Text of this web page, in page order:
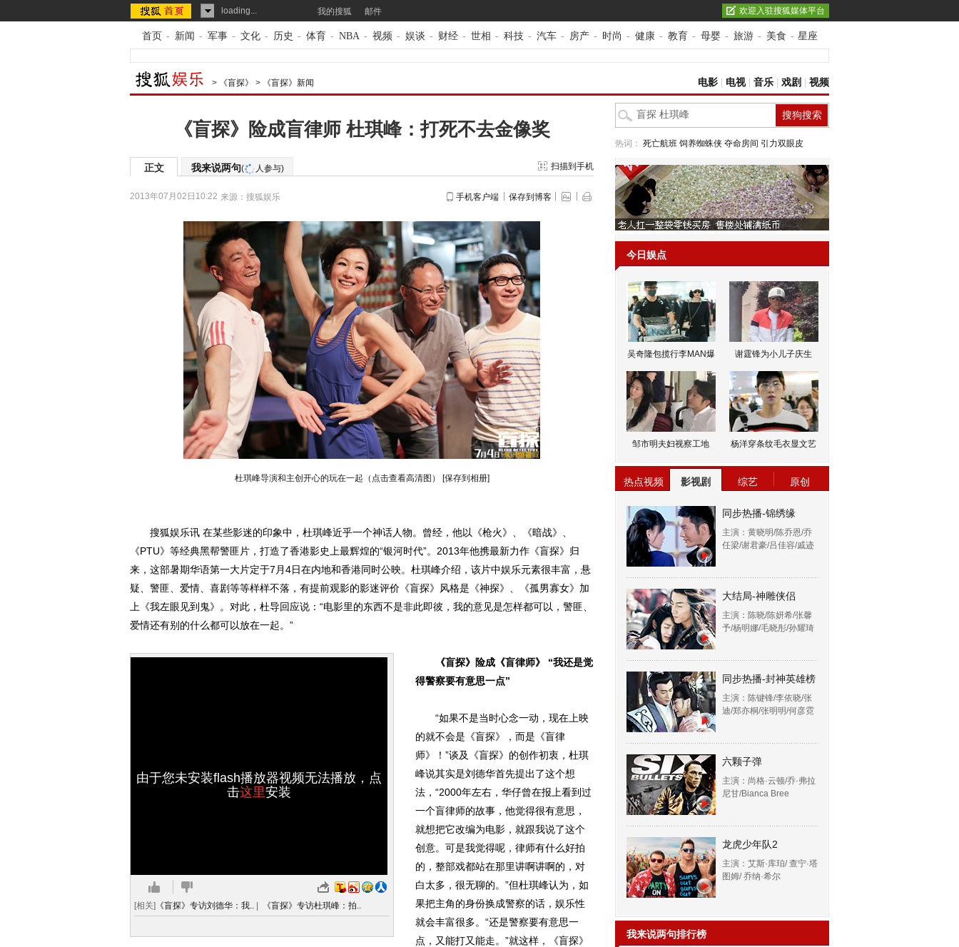
loading... 我的搜狐 邮件 欢迎入驻搜狐媒体平台
首页 - 新闻 - 军事 - 文化 - 历史 - 体育 - NBA - 视频 - 娱谈 - 财经 - 世相 - 科技 - 汽车 - 房产 - 时尚 - 健康 - 教育 - 母婴 - 旅游 - 美食 - 星座
> 《盲探》 > 《盲探》新闻 电影 电视| 音乐 戏剧 视频
《盲探》险成盲律师 杜琪峰：打死不去金像奖
正文 我来说两句( 人参与) 扫描到手机
2013年07月02日10:22 来源： 搜狐娱乐 手机客户端 保存到博客
杜琪峰导演和主创开心的玩在一起（点击查看高清图） [保存到相册]
搜狐娱乐讯 在某些影迷的印象中，杜琪峰近乎一个神话人物。曾经，他以《枪火》、《暗战》、
《PTU》等经典黑帮警匪片，打造了香港影史上最辉煌的“银河时代”。2013年他携最新力作《盲探》归
来，这部暑期华语第一大片定于7月4日在内地和香港同时公映。杜琪峰介绍，该片中娱乐元素很丰富，悬
疑、警匪、爱情、喜剧等等样样不落，有提前观影的影迷评价《盲探》风格是《神探》、《孤男寡女》加
上《我左眼见到鬼》。对此，杜导回应说：“电影里的东西不是非此即彼，我的意见是怎样都可以，警匪、
爱情还有别的什么都可以放在一起。”
由于您未安装flash播放器视频无法播放，点
击这里安装
[相关] 《盲探》专访刘德华：我.. 《盲探》专访杜琪峰：拍..
《盲探》险成《盲律师》 “我还是觉
得警察要有意思一点”
“如果不是当时心念一动，现在上映
的就不会是《盲探》，而是《盲律
师》！”谈及《盲探》的创作初衷，杜琪
峰说其实是刘德华首先提出了这个想
法，“2000年左右，华仔曾在报上看到过
一个盲律师的故事，他觉得很有意思，
就想把它改编为电影，就跟我说了这个
创意。可是我觉得呢，律师有什么好拍
的，整部戏都站在那里讲啊讲啊的，对
白太多，很无聊的。”但杜琪峰认为，如
果把主角的身份换成警察的话，娱乐性
就会丰富很多。“还是警察要有意思一
点，又能打又能走。”就这样，《盲探》
热词： 死亡航班 饲养蜘蛛侠 夺命房间 引力双眼皮
今日娱点
吴奇隆包揽行李MAN爆 谢霆锋为小儿子庆生
邹市明夫妇视察工地 杨洋穿条纹毛衣显文艺
热点视频 影视剧 综艺 原创
同步热播-锦绣缘
主演：黄晓明/陈乔恩/乔
任梁/谢君豪/吕佳容/戚迹
大结局-神雕侠侣
主演：陈晓/陈妍希/张馨
予/杨明娜/毛晓彤/孙耀琦
同步热播-封神英雄榜
主演：陈键锋/李依晓/张
迪/郑亦桐/张明明/何彦霓
六颗子弹
主演：尚格·云顿/乔·弗拉
尼甘/Bianca Bree
龙虎少年队2
主演：艾斯·库珀/ 查宁·塔
图姆/ 乔纳·希尔
我来说两句排行榜